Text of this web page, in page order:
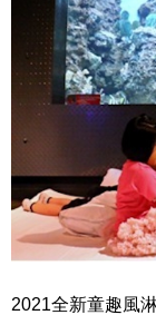
2021全新童趣風